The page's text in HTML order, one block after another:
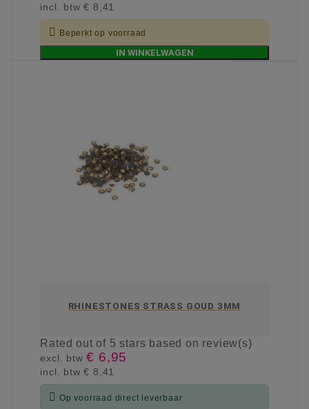
incl. btw€ 8,41
 Beperkt op voorraad
IN WINKELWAGEN
RHINESTONES STRASS GOUD 3MM
Ratedout of 5 stars based on review(s)
excl. btw€ 6,95
incl. btw€ 8,41
 Op voorraad direct leverbaar